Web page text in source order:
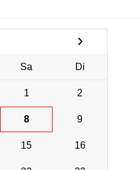
Sa Di
1 2
8 9
15 16